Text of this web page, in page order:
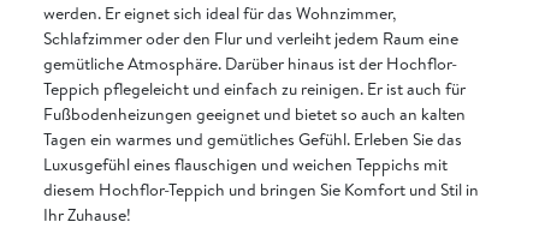
werden. Er eignet sich ideal für das Wohnzimmer,
Schlafzimmer oder den Flur und verleiht jedem Raum eine
gemütliche Atmosphäre. Darüber hinaus ist der Hochflor-
Teppich pflegeleicht und einfach zu reinigen. Er ist auch für
Fußbodenheizungen geeignet und bietet so auch an kalten
Tagen ein warmes und gemütliches Gefühl. Erleben Sie das
Luxusgefühl eines flauschigen und weichen Teppichs mit
diesem Hochflor-Teppich und bringen Sie Komfort und Stil in
Ihr Zuhause!